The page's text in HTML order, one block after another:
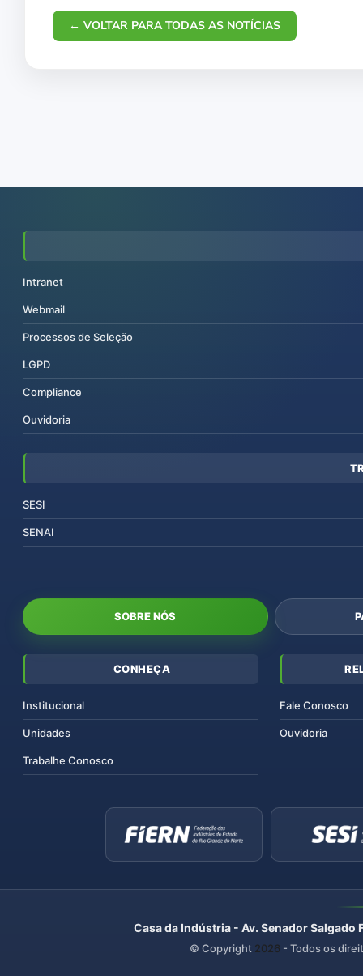
← VOLTAR PARA TODAS AS NOTÍCIAS
Intranet
Webmail
Processos de Seleção
LGPD
Compliance
Ouvidoria
SESI
SENAI
SOBRE NÓS
CONHEÇA
Institucional
Unidades
Trabalhe Conosco
Fale Conosco
Ouvidoria
Casa da Indústria - Av. Senador
© Copyright 2026 - Todos os